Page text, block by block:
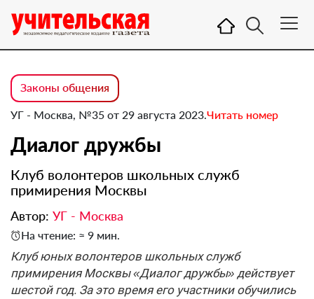
Законы общения
УГ - Москва, №35 от 29 августа 2023.Читать номер
Диалог дружбы
Клуб волонтеров школьных служб
примирения Москвы
Автор: УГ - Москва
На чтение: ≈ 9 мин.
Клуб юных волонтеров школьных служб
примирения Москвы «Диалог дружбы» действует
шестой год. За это время его участники обучились